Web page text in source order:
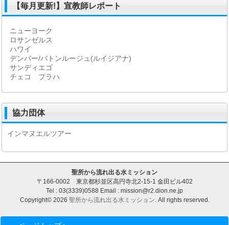
【毎月更新!】宣教師レポート
ニューヨーク
ロサンゼルス
ハワイ
デンバー/バトンルージュ(ルイジアナ)
サンディエゴ
チェコ プラハ
協力団体
インマヌエルツアー
聖所から流れ出る水ミッション
〒166-0002 東京都杉並区高円寺北2-15-1 金田ビル402
Tel : 03(3339)0588 Email : mission@r2.dion.ne.jp
Copyright© 2026 聖所から流れ出る水ミッション. All rights reserved.